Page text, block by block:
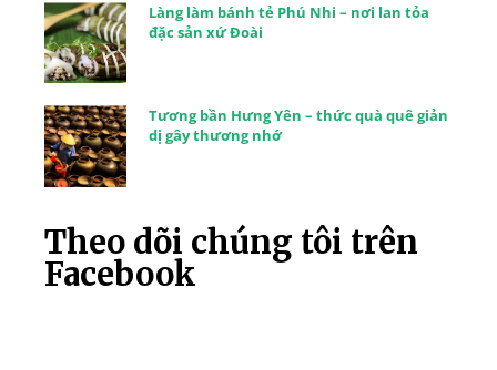
Làng làm bánh tẻ Phú Nhi – nơi lan tỏa
đặc sản xứ Đoài
Tương bần Hưng Yên – thức quà quê giản
dị gây thương nhớ
Theo dõi chúng tôi trên
Facebook